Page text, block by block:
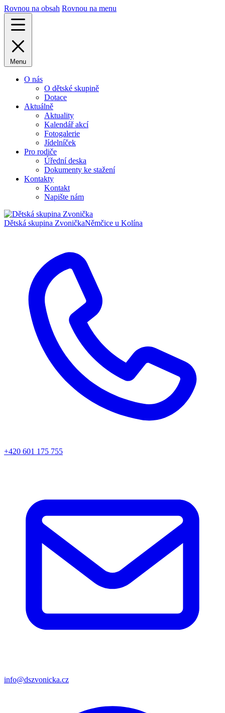
Rovnou na obsah Rovnou na menu
Menu
O nás
O dětské skupině
Dotace
Aktuálně
Aktuality
Kalendář akcí
Fotogalerie
Jídelníček
Pro rodiče
Úřední deska
Dokumenty ke stažení
Kontakty
Kontakt
Napište nám
Dětská skupina ZvoničkaNěmčice u Kolína
+420 601 175 755
info@dszvonicka.cz